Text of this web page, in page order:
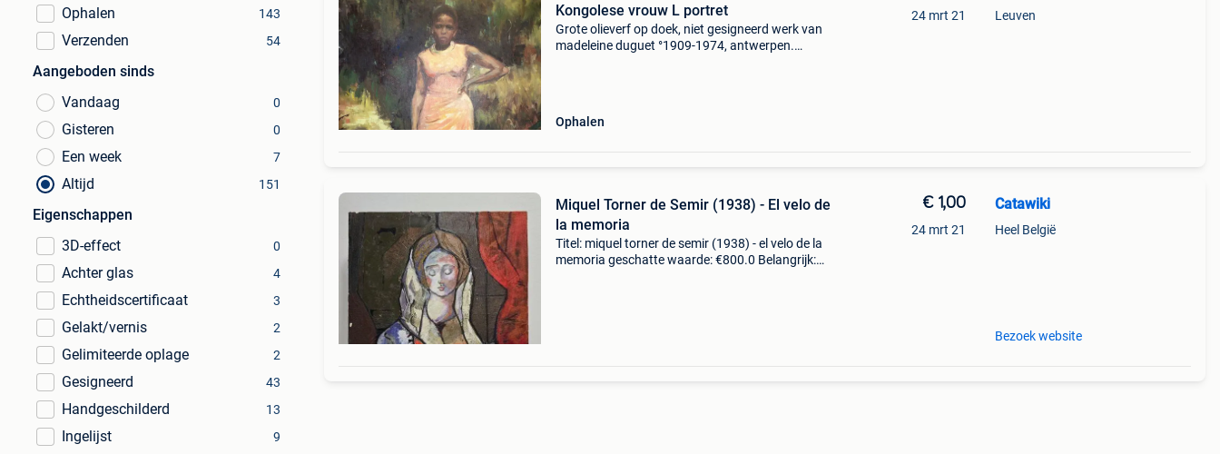
Ophalen
143
Verzenden 54
Aangeboden sinds
Vandaag
0
Gisteren 0
Een week 7
Altijd 151
Eigenschappen
3D-effect
0
Achter glas 4
Echtheidscertificaat 3
Gelakt/vernis 2
Gelimiteerde oplage 2
Gesigneerd 43
Handgeschilderd 13
Ingelijst 9
Kongolese vrouw L portret
Grote olieverf op doek, niet gesigneerd werk van
madeleine duguet °1909-1974, antwerpen.
Ophalen
24 mrt 21 Leuven
Miquel Torner de Semir (1938) - El velo de
la memoria
Titel: miquel torner de semir (1938) - el velo de la
memoria geschatte waarde: €800.0 Belangrijk:
€ 1,00
24 mrt 21
Catawiki
Heel België
Bezoek website